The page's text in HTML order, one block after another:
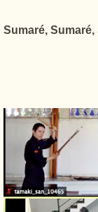
Sumaré, Sumaré,